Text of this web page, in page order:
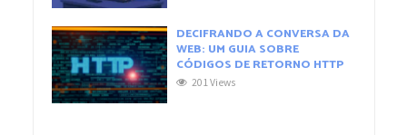
DECIFRANDO A CONVERSA DA
WEB: UM GUIA SOBRE
CÓDIGOS DE RETORNO HTTP
201 Views